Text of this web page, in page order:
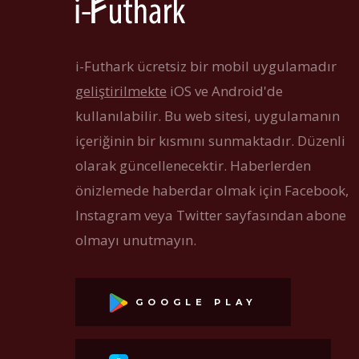
i-Futhark ücretsiz bir mobil uygulamadır
geliştirilmekte iOS ve Android'de
kullanılabilir. Bu web sitesi, uygulamanın
içeriğinin bir kısmını sunmaktadır. Düzenli
olarak güncellenecektir. Haberlerden
önizlemede haberdar olmak için Facebook,
Instagram veya Twitter sayfasından abone
olmayı unutmayın.
GOOGLE PLAY